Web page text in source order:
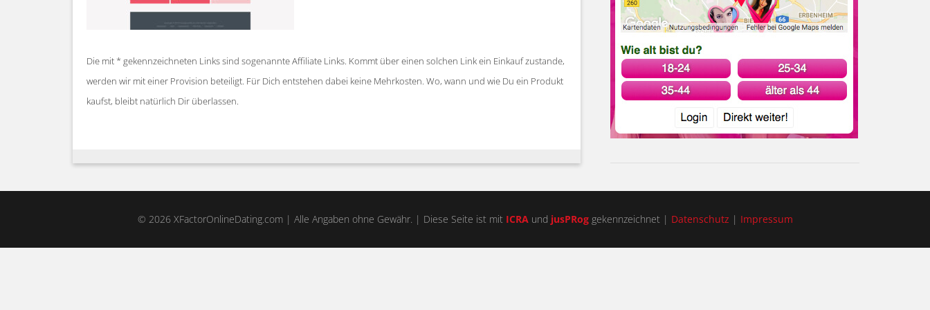
Die mit * gekennzeichneten Links sind sogenannte Affiliate Links. Kommt über einen solchen Link ein Einkauf zustande,
werden wir mit einer Provision beteiligt. Für Dich entstehen dabei keine Mehrkosten. Wo, wann und wie Du ein Produkt
kaufst, bleibt natürlich Dir überlassen.
© 2026 XFactorOnlineDating.com | Alle Angaben ohne Gewähr. | Diese Seite ist mit ICRAund jusPRoggekennzeichnet | Datenschutz | Impressum